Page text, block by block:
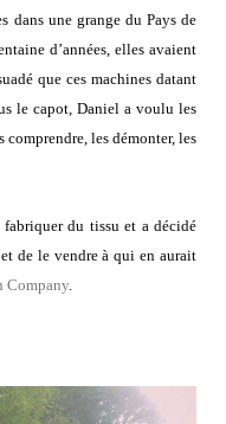
dans une grange du Pays de
d’années, elles avaient
que ces machines datant
le capot, Daniel a voulu les
les démonter, les
du tissu et a décidé
de le vendre à qui en aurait
Company.